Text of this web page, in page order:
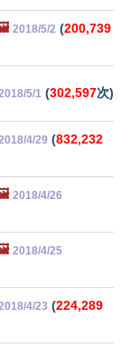
2018/5/2 (200,739
5/1 (302,597次)
4/29 (832,232
2018/4/26
2018/4/25
4/23 (224,289